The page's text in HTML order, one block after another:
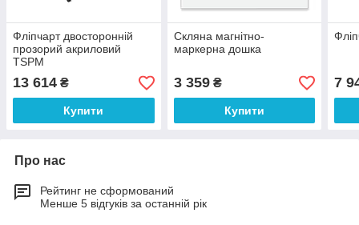
Фліпчарт двосторонній
прозорий акриловий
TSPM
13 614 ₴
Купити
Скляна магнітно-
маркерна дошка
3 359₴
Купити
7
Про нас
Рейтинг не сформований
Менше 5 відгуків за останній рік